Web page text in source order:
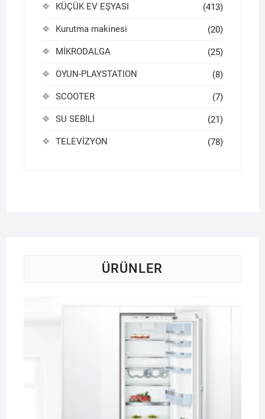
KÜÇÜK EV EŞYASI (413)
Kurutma makinesi (20)
MİKRODALGA (25)
OYUN-PLAYSTATION (8)
SCOOTER (7)
SU SEBİLİ (21)
TELEVİZYON (78)
ÜRÜNLER